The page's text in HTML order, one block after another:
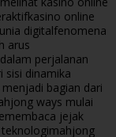
kasino online
digitalfenomena
arus
perjalanan
sisi dinamika
bagian dari
ways mulai
membaca jejak
mahjong